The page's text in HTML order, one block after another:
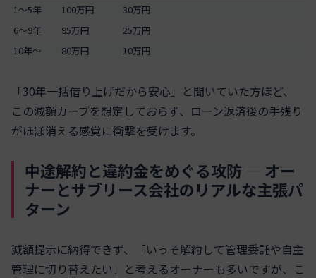
1〜5年
100万円
30万円
6〜9年
95万円
25万円
10年〜
80万円 10万円
「30年一括借り上げだから安心」と聞いていた方ほど、
この減額カーブを想定しておらず、ローン返済後の手残り
がほぼ消える感覚に衝撃を受けます。
中途解約と違約金をめぐる攻防 ― オー
ナーとサブリース会社のリアルな主張パ
ターン
減額提示に納得できず、「いっそ解約して管理委託や自主
管理に切り替えたい」と考えるオーナーも多いですが、こ